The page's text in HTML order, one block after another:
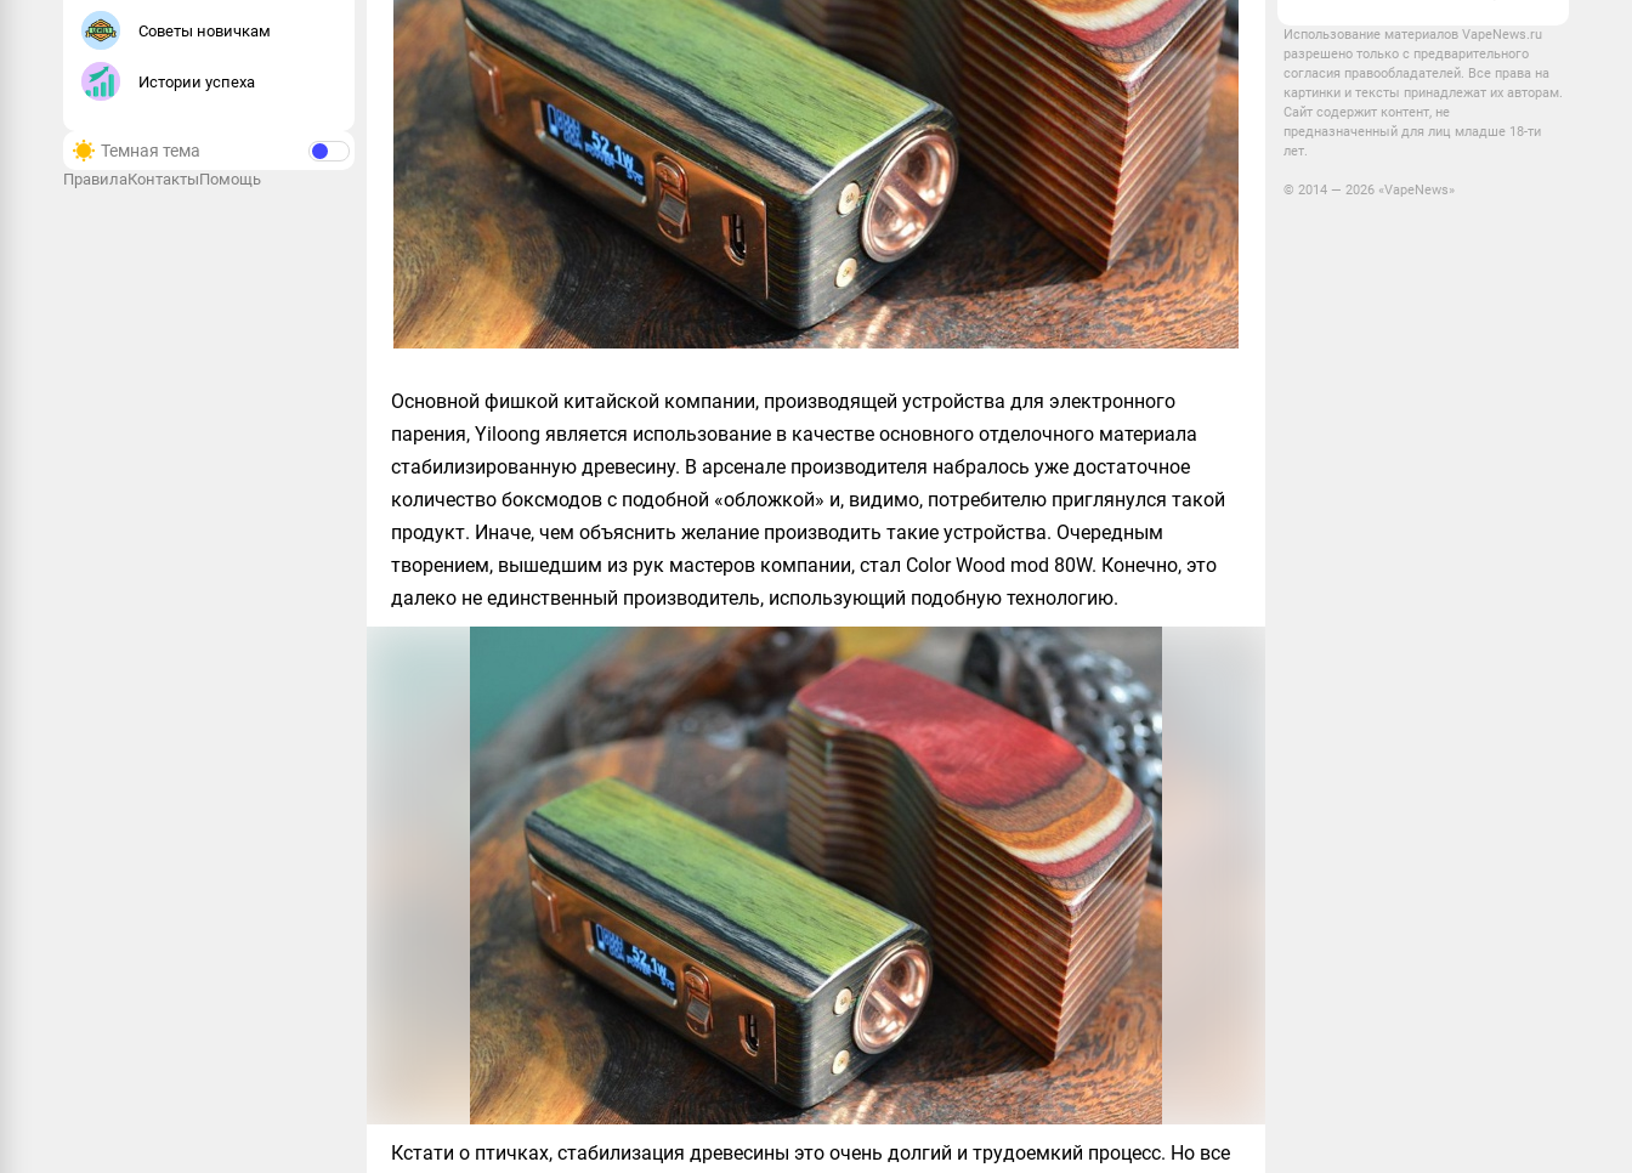
Советы новичкам
Истории успеха
Темная тема
ПравилаКонтактыПомощь
Основной фишкой китайской компании, производящей устройства для электронного
парения, Yiloong является использование в качестве основного отделочного материала
стабилизированную древесину. В арсенале производителя набралось уже достаточное
количество боксмодов с подобной «обложкой» и, видимо, потребителю приглянулся такой
продукт. Иначе, чем объяснить желание производить такие устройства. Очередным
творением, вышедшим из рук мастеров компании, стал Color Wood mod 80W. Конечно, это
далеко не единственный производитель, использующий подобную технологию.
Кстати о птичках, стабилизация древесины это очень долгий и трудоемкий процесс. Но все
Использование материалов VapeNews.ru
разрешено только с предварительного
согласия правообладателей. Все права на
картинки и тексты принадлежат их авторам.
Сайт содержит контент, не
предназначенный для лиц младше 18-ти
лет.
© 2014 — 2026 «VapeNews»